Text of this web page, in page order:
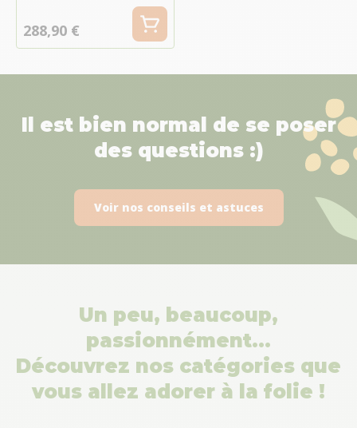
288,90 €
Il est bien normal de se poser
des questions :)
Voir nos conseils et astuces
Un peu, beaucoup,
passionnément…
Découvrez nos catégories que
vous allez adorer à la folie !